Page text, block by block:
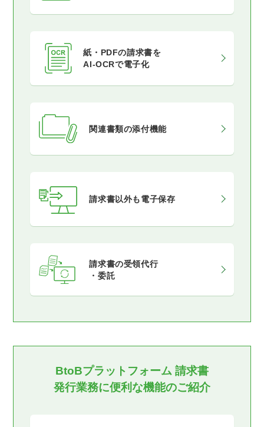
紙・PDFの請求書を
AI-OCRで電子化
関連書類の添付機能
請求書以外も電子保存
請求書の受領代行
・委託
BtoBプラットフォーム 請求書
発行業務に便利な機能のご紹介